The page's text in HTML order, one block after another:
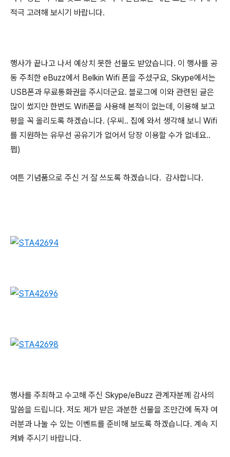
적극 고려해 보시기 바랍니다.
행사가 끝나고 나서 예상치 못한 선물도 받았습니다. 이 행사를 공
동 주최한 eBuzz에서 Belkin Wifi 폰을 주셨구요, Skype에서는
USB폰과 무료통화권을 주시더군요. 블로그에 이와 관련된 글은
많이 썼지만 한번도 Wifi폰을 사용해 본적이 없는데, 이용해 보고
평을 꼭 올리도록 하겠습니다. (우씨.. 집에 와서 생각해 보니 Wifi
를 지원하는 유무선 공유기가 없어서 당장 이용할 수가 없네요..
쩝)
여튼 기념품으로 주신 거 잘 쓰도록 하겠습니다. 감사합니다.
행사를 주최하고 수고해 주신 Skype/eBuzz 관계자분께 감사의
말씀을 드립니다. 저도 제가 받은 과분한 선물을 조만간에 독자 여
러분과 나눌 수 있는 이벤트를 준비해 보도록 하겠습니다. 계속 지
켜봐 주시기 바랍니다.